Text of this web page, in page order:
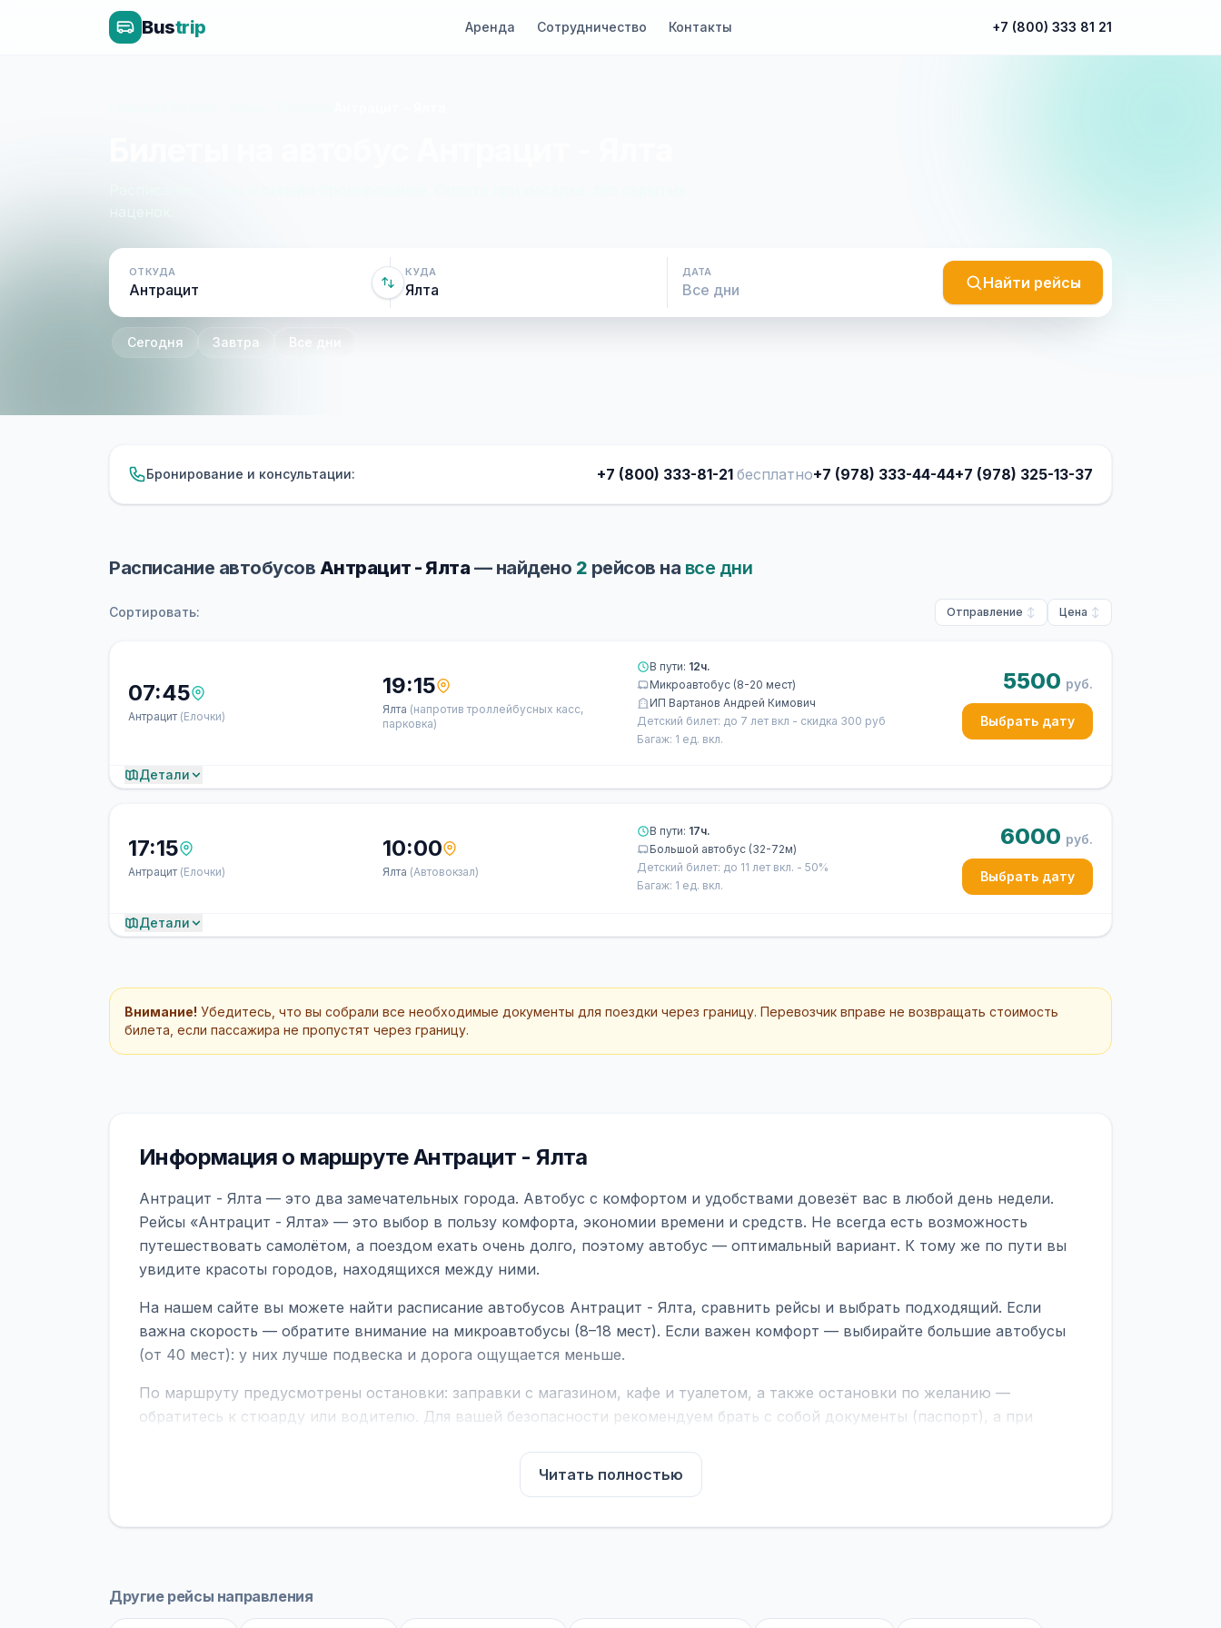
Bustrip Аренда Сотрудничество Контакты +7 (800) 333 81 21
ОТКУДА КУДА ДАТА
Найти рейсы
Сегодня Завтра Все дни
Бронирование и консультации: +7 (800) 333-81-21 бесплатно+7 (978) 333-44-44+7 (978) 325-13-37
Расписание автобусов Антрацит - Ялта — найдено 2 рейсов на все дни
Сортировать: Отправление Цена
07:45
Антрацит (Елочки)
19:15
Ялта (напротив троллейбусных касс,
парковка)
В пути: 12ч.
Микроавтобус (8-20 мест)
ИП Вартанов Андрей Кимович
Детский билет: до 7 лет вкл - скидка 300 руб
Багаж: 1 ед. вкл.
5500 руб.
Выбрать дату
Детали
17:15
Антрацит (Елочки)
10:00
Ялта (Автовокзал)
В пути: 17ч.
Большой автобус (32-72м)
Детский билет: до 11 лет вкл. - 50%
Багаж: 1 ед. вкл.
6000 руб.
Выбрать дату
Детали
Внимание! Убедитесь, что вы собрали все необходимые документы для поездки через границу. Перевозчик вправе не возвращать стоимость
билета, если пассажира не пропустят через границу.
Информация о маршруте Антрацит - Ялта
Антрацит - Ялта — это два замечательных города. Автобус с комфортом и удобствами довезёт вас в любой день недели.
Рейсы «Антрацит - Ялта» — это выбор в пользу комфорта, экономии времени и средств. Не всегда есть возможность
путешествовать самолётом, а поездом ехать очень долго, поэтому автобус — оптимальный вариант. К тому же по пути вы
увидите красоты городов, находящихся между ними.
На нашем сайте вы можете найти расписание автобусов Антрацит - Ялта, сравнить рейсы и выбрать подходящий. Если
важна скорость — обратите внимание на микроавтобусы (8–18 мест). Если важен комфорт — выбирайте большие автобусы
(от 40 мест): у них лучше подвеска и дорога ощущается меньше.
По маршруту предусмотрены остановки: заправки с магазином, кафе и туалетом, а также остановки по желанию —
обратитесь к стюарду или водителю. Для вашей безопасности рекомендуем брать с собой документы (паспорт), а при
В автобусах есть всё необходимое для комфортной поездки: регулировка сидений, кондиционер, отопление, зарядка
устройств, вода, пледы. На больших автобусах работают стюарды. У нас
оплата производится только при посадке, печатать билет заранее не нужно.
рейсов вы увидите время выезда, место посадки, время и место прибытия, время в пути и цену. Кнопка «Детали рейса»
Читать полностью
Другие рейсы направления